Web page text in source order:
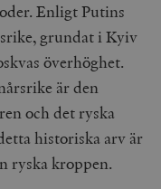
Enligt Putins
grundat i Kyiv
överhöghet.
är den
och det ryska
historiska arv är
ryska kroppen.